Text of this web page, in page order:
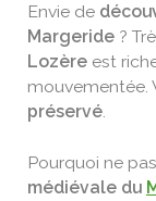
Envie de
Margeride ?
Lozère est
mouvementée.
préservé.
Pourquoi ne
médiévale du